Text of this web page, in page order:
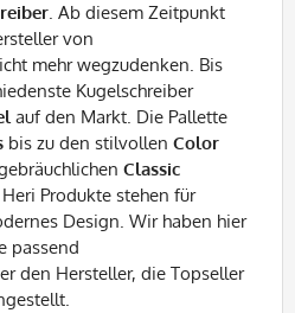
. Ab diesem Zeitpunkt
von
mehr wegzudenken. Bis
Kugelschreiber
auf den Markt. Die Pallette
bis zu den stilvollen Color
Classic
Produkte stehen für
Design. Wir haben hier
passend
den Hersteller, die Topseller